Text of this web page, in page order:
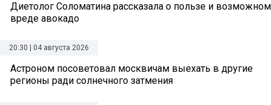
Диетолог Соломатина рассказала о пользе и возможном
вреде авокадо
20:30 | 04 августа 2026
Астроном посоветовал москвичам выехать в другие
регионы ради солнечного затмения